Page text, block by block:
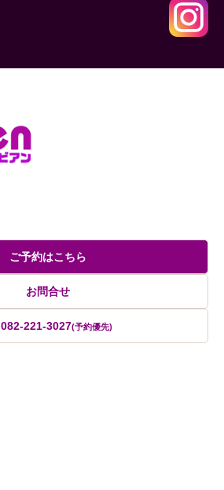
ご予約はこちら
お問合せ
082-221-3027(予約優先)